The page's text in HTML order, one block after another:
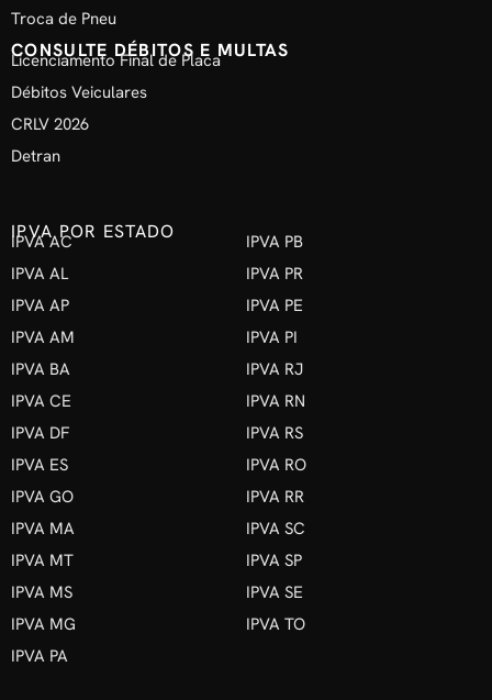
Troca de Pneu
CONSULTE DÉBITOS E MULTAS
Licenciamento Final de Placa
Débitos Veiculares
CRLV 2026
Detran
IPVA POR ESTADO
IPVA AC
IPVA AL
IPVA AP
IPVA AM
IPVA BA
IPVA CE
IPVA DF
IPVA ES
IPVA GO
IPVA MA
IPVA MT
IPVA MS
IPVA MG
IPVA PA
IPVA PB
IPVA PR
IPVA PE
IPVA PI
IPVA RJ
IPVA RN
IPVA RS
IPVA RO
IPVA RR
IPVA SC
IPVA SP
IPVA SE
IPVA TO